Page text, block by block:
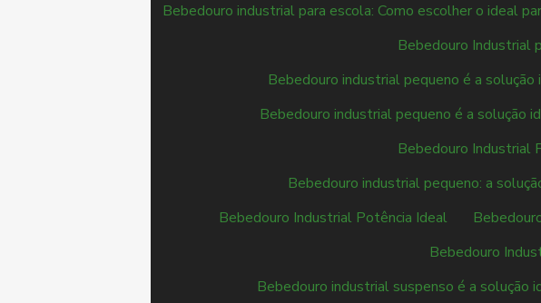
Bebedouro industrial para escola: Como escolher o ideal
Bebedouro Industrial
Bebedouro industrial pequeno é a
Bebedouro industrial pequeno é a solução
Bebedouro Industrial
Bebedouro industrial pequeno: a
Bebedouro Industrial Potência Ideal
Bebedouro
Bebedouro industrial suspenso é a solução